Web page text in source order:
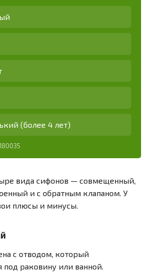
(более 4 лет)
вида сифонов — совмещенный,
и с обратным клапаном. У
плюсы и минусы.
с отводом, который
под раковину или ванной.